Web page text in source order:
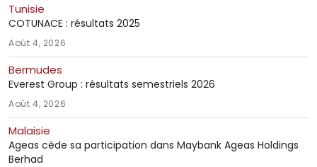
Tunisie
COTUNACE : résultats 2025
Août 4, 2026
Bermudes
Everest Group : résultats semestriels 2026
Août 4, 2026
Malaisie
Ageas cède sa participation dans Maybank Ageas Holdings
Berhad